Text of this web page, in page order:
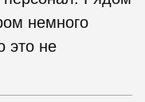
немного
это не